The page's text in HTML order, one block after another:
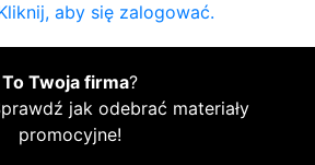
aby się zalogować.
To Twoja firma?
jak odebrać materiały
promocyjne!